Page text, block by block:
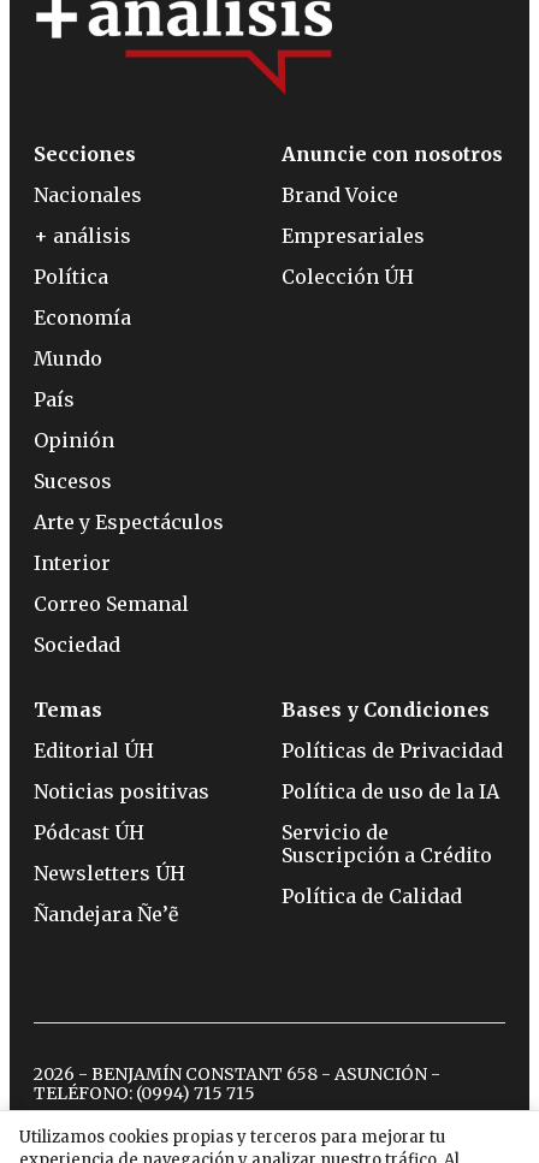
Utilizamos cookies propias y terceros para mejorar tu
Secciones
Nacionales
+ análisis
Política
Economía
Mundo
País
Opinión
Sucesos
Arte y Espectáculos
Interior
Correo Semanal
Sociedad
Anuncie con nosotros
Brand Voice
Empresariales
Colección ÚH
Temas
Editorial ÚH
Noticias positivas
Pódcast ÚH
Newsletters ÚH
Ñandejara Ñe’ẽ
Bases y Condiciones
Políticas de Privacidad
Política de uso de la IA
Servicio de
Suscripción a Crédito
Política de Calidad
2026 - BENJAMÍN CONSTANT 658 - ASUNCIÓN -
TELÉFONO: (0994) 715 715